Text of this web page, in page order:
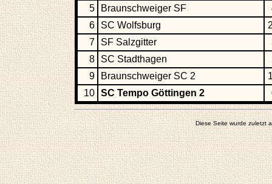
5
Braunschweiger SF
6
SC Wolfsburg
7
SF Salzgitter
8
SC Stadthagen
9
Braunschweiger SC 2
10
SC Tempo Göttingen 2
Diese Seite wurde zuletzt